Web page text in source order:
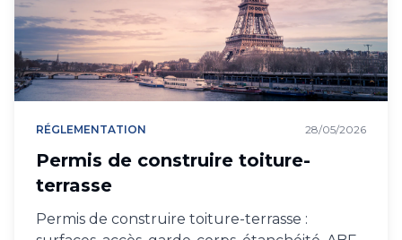
RÉGLEMENTATION 28/05/2026
Permis de construire toiture-
terrasse
Permis de construire toiture-terrasse :